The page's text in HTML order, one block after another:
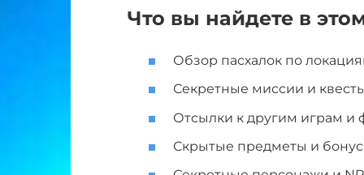
Что вы найдете в
Обзор пасхалок по
Секретные миссии и
Отсылки к другим играм и
Скрытые предметы и